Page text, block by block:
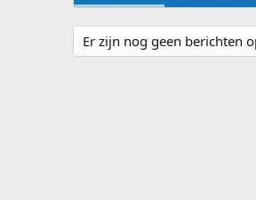
Er zijn nog geen berichten